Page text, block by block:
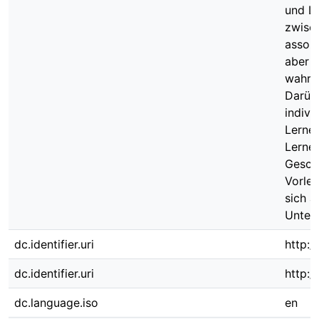
und
aber
sich
dc.identifier.uri
dc.identifier.uri http://
dc.language.iso en